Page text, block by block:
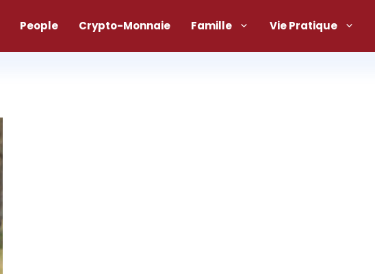
People Crypto-Monnaie Famille Vie Pratique